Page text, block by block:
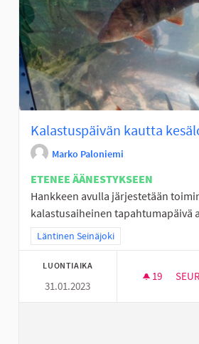
Kalastuspäivän kautta
Marko Paloniemi
ETENEE ÄÄNESTYKSEEN
Hankkeen avulla järjestetään
kalastusaiheinen tapahtumapäivä
Rajaa tulokset teeman mukaan:
Läntinen Seinäjoki
LUONTIAIKA
31.01.2023
19 19